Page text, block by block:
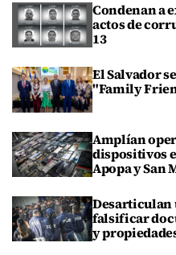
Condenan a
actos de
13
El Salvador
"Family
Amplían
dispositivos
Apopa y San
Desarticulan
falsificar
y